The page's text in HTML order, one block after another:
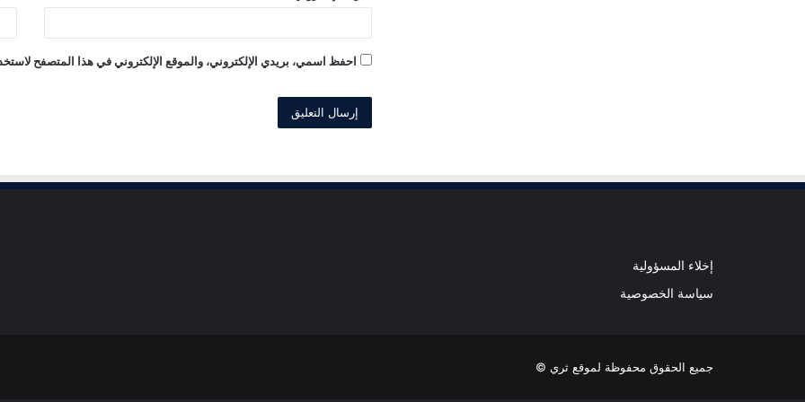
احفظ اسمي، بريدي الإلكتروني، والموقع الإلكتروني في هذا المتصفح
إخلاء المسؤولية
سياسة الخصوصية
جميع الحقوق محفوظة لموقع ثري ©